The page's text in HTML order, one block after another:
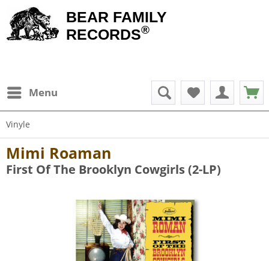
BEAR FAMILY
RECORDS®
Menu
Vinyle
Mimi Roaman
First Of The Brooklyn Cowgirls (2-LP)